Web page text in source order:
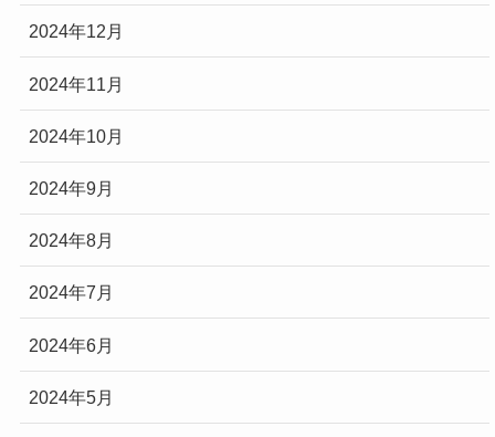
2024年12月
2024年11月
2024年10月
2024年9月
2024年8月
2024年7月
2024年6月
2024年5月